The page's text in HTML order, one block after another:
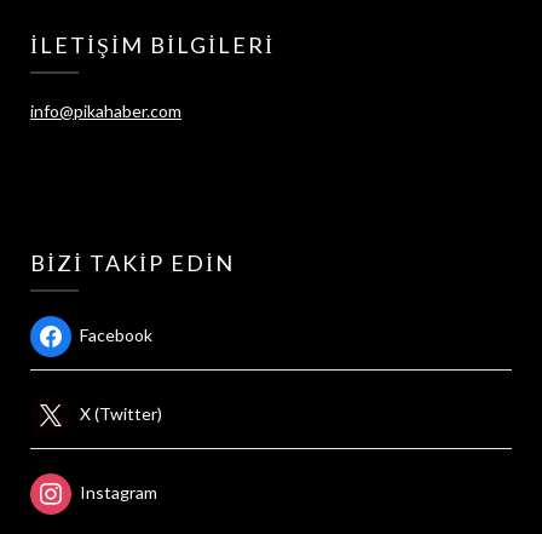
İLETIŞIM BILGILERI
info@pikahaber.com
BIZI TAKIP EDIN
Facebook
X (Twitter)
Instagram